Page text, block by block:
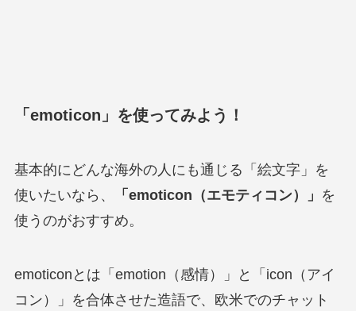
「emoticon」を使ってみよう！
基本的にどんな海外の人にも通じる「絵文字」を
使いたいなら、
「emoticon（エモティコン）」 を
使うのがおすすめ。
emoticonとは「emotion（感情）」と「icon（アイ
コン）」を合体させた造語で、欧米でのチャット